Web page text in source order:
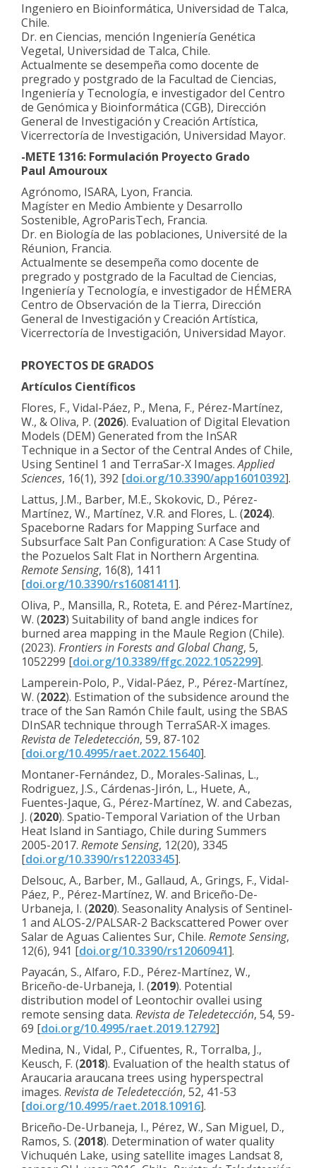
Ingeniero en Bioinformática, Universidad de Talca,
Chile.
Dr. en Ciencias, mención Ingeniería Genética
Vegetal, Universidad de Talca, Chile.
Actualmente se desempeña como docente de
pregrado y postgrado de la Facultad de Ciencias,
Ingeniería y Tecnología, e investigador del Centro
de Genómica y Bioinformática (CGB), Dirección
General de Investigación y Creación Artística,
Vicerrectoría de Investigación, Universidad Mayor.
-METE 1316: Formulación Proyecto Grado
Paul Amouroux
Agrónomo, ISARA, Lyon, Francia.
Magíster en Medio Ambiente y Desarrollo
Sostenible, AgroParisTech, Francia.
Dr. en Biología de las poblaciones, Université de la
Réunion, Francia.
Actualmente se desempeña como docente de
pregrado y postgrado de la Facultad de Ciencias,
Ingeniería y Tecnología, e investigador de HÉMERA
Centro de Observación de la Tierra, Dirección
General de Investigación y Creación Artística,
Vicerrectoría de Investigación, Universidad Mayor.
PROYECTOS DE GRADOS
Artículos Científicos
Flores, F., Vidal-Páez, P., Mena, F., Pérez-Martínez,
W., & Oliva, P. (2026). Evaluation of Digital Elevation
Models (DEM) Generated from the InSAR
Technique in a Sector of the Central Andes of Chile,
Using Sentinel 1 and TerraSar-X Images.Applied
Sciences, 16(1), 392 [doi.org/10.3390/app16010392].
Lattus, J.M., Barber, M.E., Skokovic, D., Pérez-
Martínez, W., Martínez, V.R. and Flores, L. (2024).
Spaceborne Radars for Mapping Surface and
Subsurface Salt Pan Configuration: A Case Study of
the Pozuelos Salt Flat in Northern Argentina.
Remote Sensing, 16(8), 1411
[doi.org/10.3390/rs16081411].
Oliva, P., Mansilla, R., Roteta, E. and Pérez-Martínez,
W. (2023) Suitability of band angle indices for
burned area mapping in the Maule Region (Chile).
(2023). Frontiers in Forests and Global Chang, 5,
1052299 [doi.org/10.3389/ffgc.2022.1052299].
Lamperein-Polo, P., Vidal-Páez, P., Pérez-Martínez,
W. (2022). Estimation of the subsidence around the
trace of the San Ramón Chile fault, using the SBAS
DInSAR technique through TerraSAR-X images.
Revista de Teledetección, 59, 87-102
[doi.org/10.4995/raet.2022.15640].
Montaner-Fernández, D., Morales-Salinas, L.,
Rodriguez, J.S., Cárdenas-Jirón, L., Huete, A.,
Fuentes-Jaque, G., Pérez-Martínez, W. and Cabezas,
J. (2020). Spatio-Temporal Variation of the Urban
Heat Island in Santiago, Chile during Summers
2005-2017. Remote Sensing, 12(20), 3345
[doi.org/10.3390/rs12203345].
Delsouc, A., Barber, M., Gallaud, A., Grings, F., Vidal-
Páez, P., Pérez-Martínez, W. and Briceño-De-
Urbaneja, I. (2020). Seasonality Analysis of Sentinel-
1 and ALOS-2/PALSAR-2 Backscattered Power over
Salar de Aguas Calientes Sur, Chile. Remote Sensing,
12(6), 941 [doi.org/10.3390/rs12060941].
Payacán, S., Alfaro, F.D., Pérez-Martínez, W.,
Briceño-de-Urbaneja, I. (2019). Potential
distribution model of Leontochir ovallei using
remote sensing data. Revista de Teledetección, 54, 59-
69 [doi.org/10.4995/raet.2019.12792]
Medina, N., Vidal, P., Cifuentes, R., Torralba, J.,
Keusch, F. (2018). Evaluation of the health status of
Araucaria araucana trees using hyperspectral
images. Revista de Teledetección, 52, 41-53
[doi.org/10.4995/raet.2018.10916].
Briceño-De-Urbaneja, I., Pérez, W., San Miguel, D.,
Ramos, S. (2018). Determination of water quality
Vichuquén Lake, using satellite images Landsat 8,